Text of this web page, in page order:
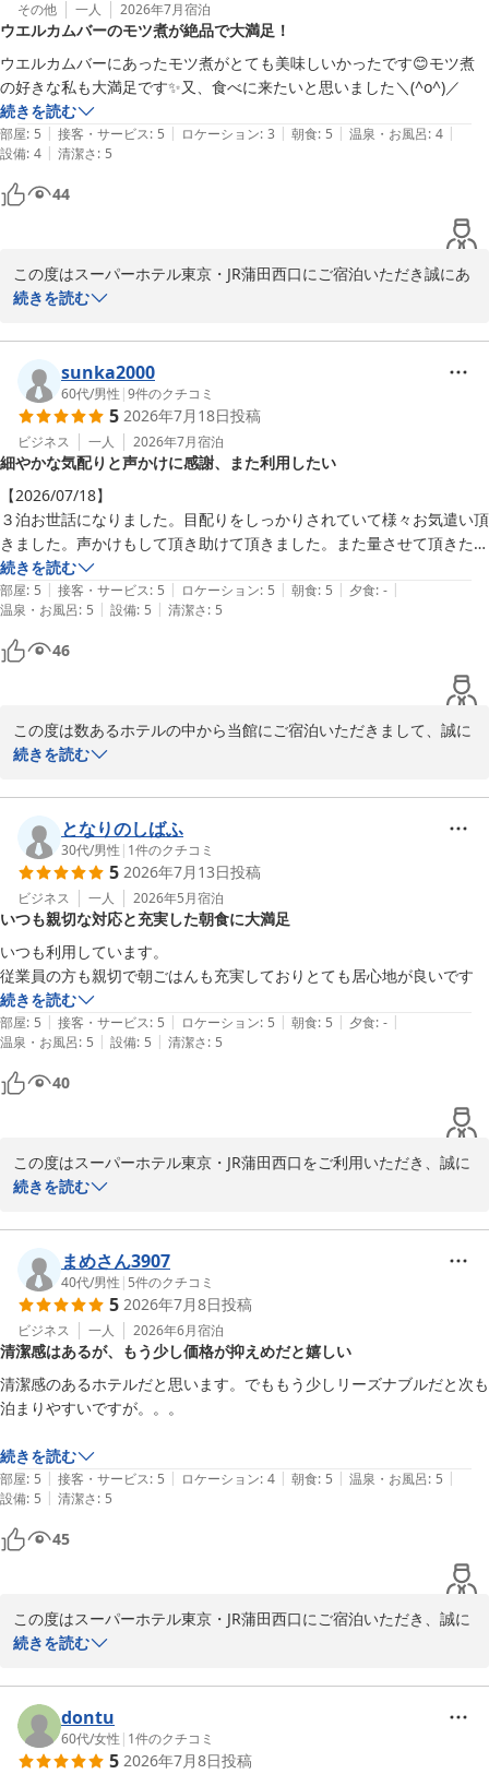
何度もご宿泊いただき、また「スタッフの方たちのおもてなしが、
何より心地よく、オススメのホテル」とのお言葉を頂戴し、大変嬉
しく存じます。当館では高濃度炭酸泉『梅屋敷の湯』や焼き立てパ
ンを含む朝食ビュッフェなど、心やすらぐ時間をご提供できるよう
努めております。
JR蒲田駅から徒歩3分、羽田空港や品川へのアクセスも便利な立地
で、ビジネスや観光のお客様にもご好評いただいております。
お忙しい中、ご感想をお寄せいただき心よりお礼申し上げます。
夏本番を迎え暑さ厳しい時期となりますが、どうぞご自愛くださ
い。次回もお待ちしております。
スーパーホテル東京・JR蒲田西口　支配人
高濃度炭酸泉 梅屋敷の湯 スーパーホテル東京・ＪＲ蒲田西口
2026-07-27
その他 一人 2026年7月宿泊
ウエルカムバーのモツ煮が絶品で大満足！
ウエルカムバーにあったモツ煮がとても美味しいかったです😊モツ煮
の好きな私も大満足です✨又、食べに来たいと思いました＼(^o^)／
続きを読む
部屋: 5 | 接客・サービス: 5 | ロケーション: 3 | 朝食: 5 | 温泉・お風呂: 4 |
設備: 4 | 清潔さ: 5
44
この度はスーパーホテル東京・JR蒲田西口にご宿泊いただき誠にあ
りがとうございます。
ウエルカムバーのモツ煮について「絶品」とのお褒めの言葉をいた
だき、スタッフ一同大変うれしく拝見いたしました。モツ煮がお好
きなお客様にもご満足いただけたご様子で、また「また食べに来た
い」との温かいお気持ちに、私共も大きな励みとなります。
当ホテルのウエルカムバーでは季節に応じたお料理やドリンクをご
用意し、ご到着後ほっと一息ついていただける空間を目指しており
ます。高濃度人工炭酸泉「梅屋敷の湯」もご滞在中にぜひご利用い
ただき、旅のお疲れを癒してください。
この度は貴重なお時間を割いてご投稿いただき、誠にありがとうご
ざいました。東京は7月も蒸し暑くなりがちですので、次回お越し
の際は涼やかなひとときをお過ごしいただけるよう一層努めてまい
ります。次回もお待ちしております。
高濃度炭酸泉 梅屋敷の湯 スーパーホテル東京・ＪＲ蒲田西口
続きを読む
sunka2000
60代/男性 |9件のクチコミ
5 2026年7月18日投稿
ビジネス 一人 2026年7月宿泊
細やかな気配りと声かけに感謝、また利用したい
【2026/07/18】
３泊お世話になりました。目配りをしっかりされていて様々お気遣い頂
きました。声かけもして頂き助けて頂きました。また量させて頂きたい
ホテルです。
続きを読む
部屋: 5 | 接客・サービス: 5 | ロケーション: 5 | 朝食: 5 | 夕食: - |
温泉・お風呂: 5 | 設備: 5 | 清潔さ: 5
46
この度は数あるホテルの中から当館にご宿泊いただきまして、誠に
ありがとうございます。3泊のご滞在を快適にお過ごしいただけた
スタッフの目配りや細やかな気配り、そしてお声かけに対して
「様々お気遣い頂きました」「助けて頂きました」とのお言葉を頂
戴し、心より感謝申し上げます。今後もお客様が安心しておくつろ
ぎいただけるサービスを心掛けてまいります。
当ホテルは、JR蒲田駅から徒歩約3分とアクセスも良く、ご宿泊の
皆様に便利にご利用いただけます。また、15時から夜通しご利用い
ただける高濃度人工炭酸泉「梅屋敷の湯」も好評で、旅の疲れを癒
していただけると喜ばれております。
お忙しい中、口コミをご投稿いただきありがとうございます。連日
暑い日が続いておりますが、体調など崩されませんよう、どうぞご
またのご利用を心よりお待ちしております。
2026-07-18
続きを読む
となりのしばふ
30代/男性 | 1件のクチコミ
5 2026年7月13日投稿
ビジネス 一人 2026年5月宿泊
いつも親切な対応と充実した朝食に大満足
いつも利用しています。
従業員の方も親切で朝ごはんも充実しておりとても居心地が良いです
続きを読む
部屋: 5 | 接客・サービス: 5 | ロケーション: 5 | 朝食: 5 | 夕食: - |
温泉・お風呂: 5 | 設備: 5 | 清潔さ: 5
40
この度はスーパーホテル東京・JR蒲田西口をご利用いただき、誠に
ありがとうございます。いつも温かいお言葉を頂戴し、大変光栄に
従業員の対応や朝食にご満足いただき、とても居心地が良いとのお
言葉を頂き嬉しく思います。当館の朝食は、種類豊富なビュッフェ
と毎朝焼き上げるパンが自慢で、多くのお客様にご好評をいただい
ております。スタッフ一同、お客様に快適にお過ごしいただけるよ
う、今後も心を込めてサービスに努めてまいります。
また、JR蒲田駅から徒歩約3分とアクセスも便利な場所にあり、羽
れからも変わらぬご愛顧のほどよろしくお願い申し上げます。
貴重なお時間を割いてクチコミを投稿くださり、心より感謝申し上
げます。蒸し暑い日が続きますので、体調など崩されませんようご
自愛ください。次回もお待ちしております。
高濃度炭酸泉 梅屋敷の湯 スーパーホテル東京・ＪＲ蒲田西口
続きを読む
まめさん3907
40代/男性 | 5件のクチコミ
5 2026年7月8日投稿
ビジネス 一人 2026年6月宿泊
清潔感はあるが、もう少し価格が抑えめだと嬉しい
清潔感のあるホテルだと思います。でももう少しリーズナブルだと次も
泊まりやすいですが。。。
続きを読む
部屋: 5 | 接客・サービス: 5 | ロケーション: 4 | 朝食: 5 | 温泉・お風呂: 5 |
設備: 5 | 清潔さ: 5
45
この度はスーパーホテル東京・JR蒲田西口にご宿泊いただき、誠に
ありがとうございます。数あるホテルの中から当館をお選びくださ
しい思いでございます。快適さと清潔感を大切にしながら、よりご
利用いただきやすい料金設定にできるよう、今後もプラン内容や価
格について検討を重ねてまいります。
続きを読む
dontu
60代/女性 | 1件のクチコミ
5 2026年7月8日投稿